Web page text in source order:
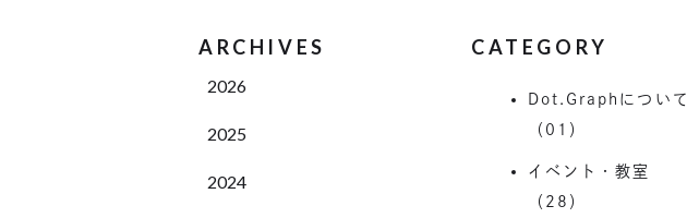
ARCHIVES
2026
2025
2024
CATEGORY
Dot.Graphについて
（01）
イベント・教室
（28）